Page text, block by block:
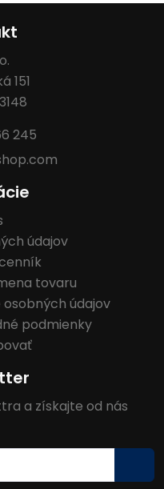
151
245
údajov
tovaru
údajov
podmienky
a získajte od nás